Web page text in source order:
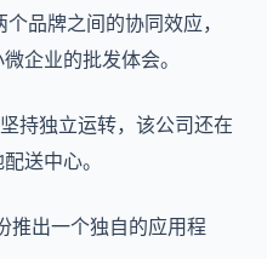
品牌之间的协同效应，
企业的批发体会。
持独立运转，该公司还在
送中心。
出一个独自的应用程